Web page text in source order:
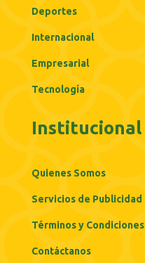
Deportes
Internacional
Empresarial
Tecnología
Institucional
Quienes Somos
Servicios de Publicidad
Términos y Condiciones
Contáctanos